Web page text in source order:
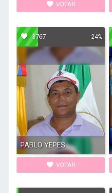
VOTAR
3767 24%
PABLO YEPES
VOTAR